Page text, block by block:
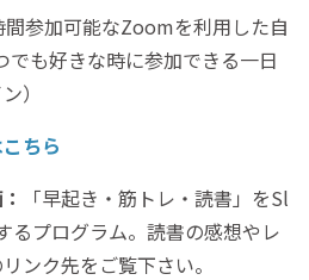
間参加可能なZoomを利用した自
も好きな時に参加できる一日
）
ちら
「早起き・筋トレ・読書」をSl
るプログラム。読書の感想やレ
ンク先をご覧下さい。